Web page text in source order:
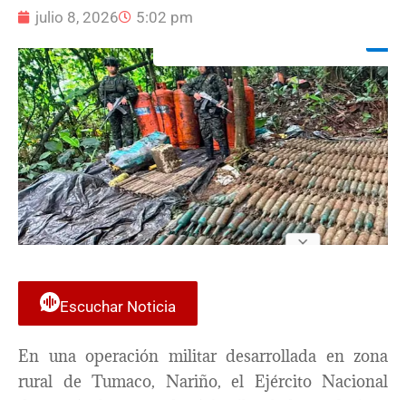
julio 8, 2026 5:02 pm
Escuchar Noticia
En una operación militar desarrollada en zona
rural de Tumaco, Nariño, el Ejército Nacional